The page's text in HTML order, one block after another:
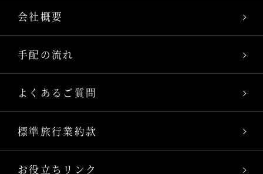
会社概要
手配の流れ
よくあるご質問
標準旅行業約款
お役立ちリンク